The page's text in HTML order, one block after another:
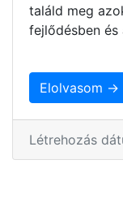
találd meg
fejlődésben és
Elolvasom →
Létrehozás